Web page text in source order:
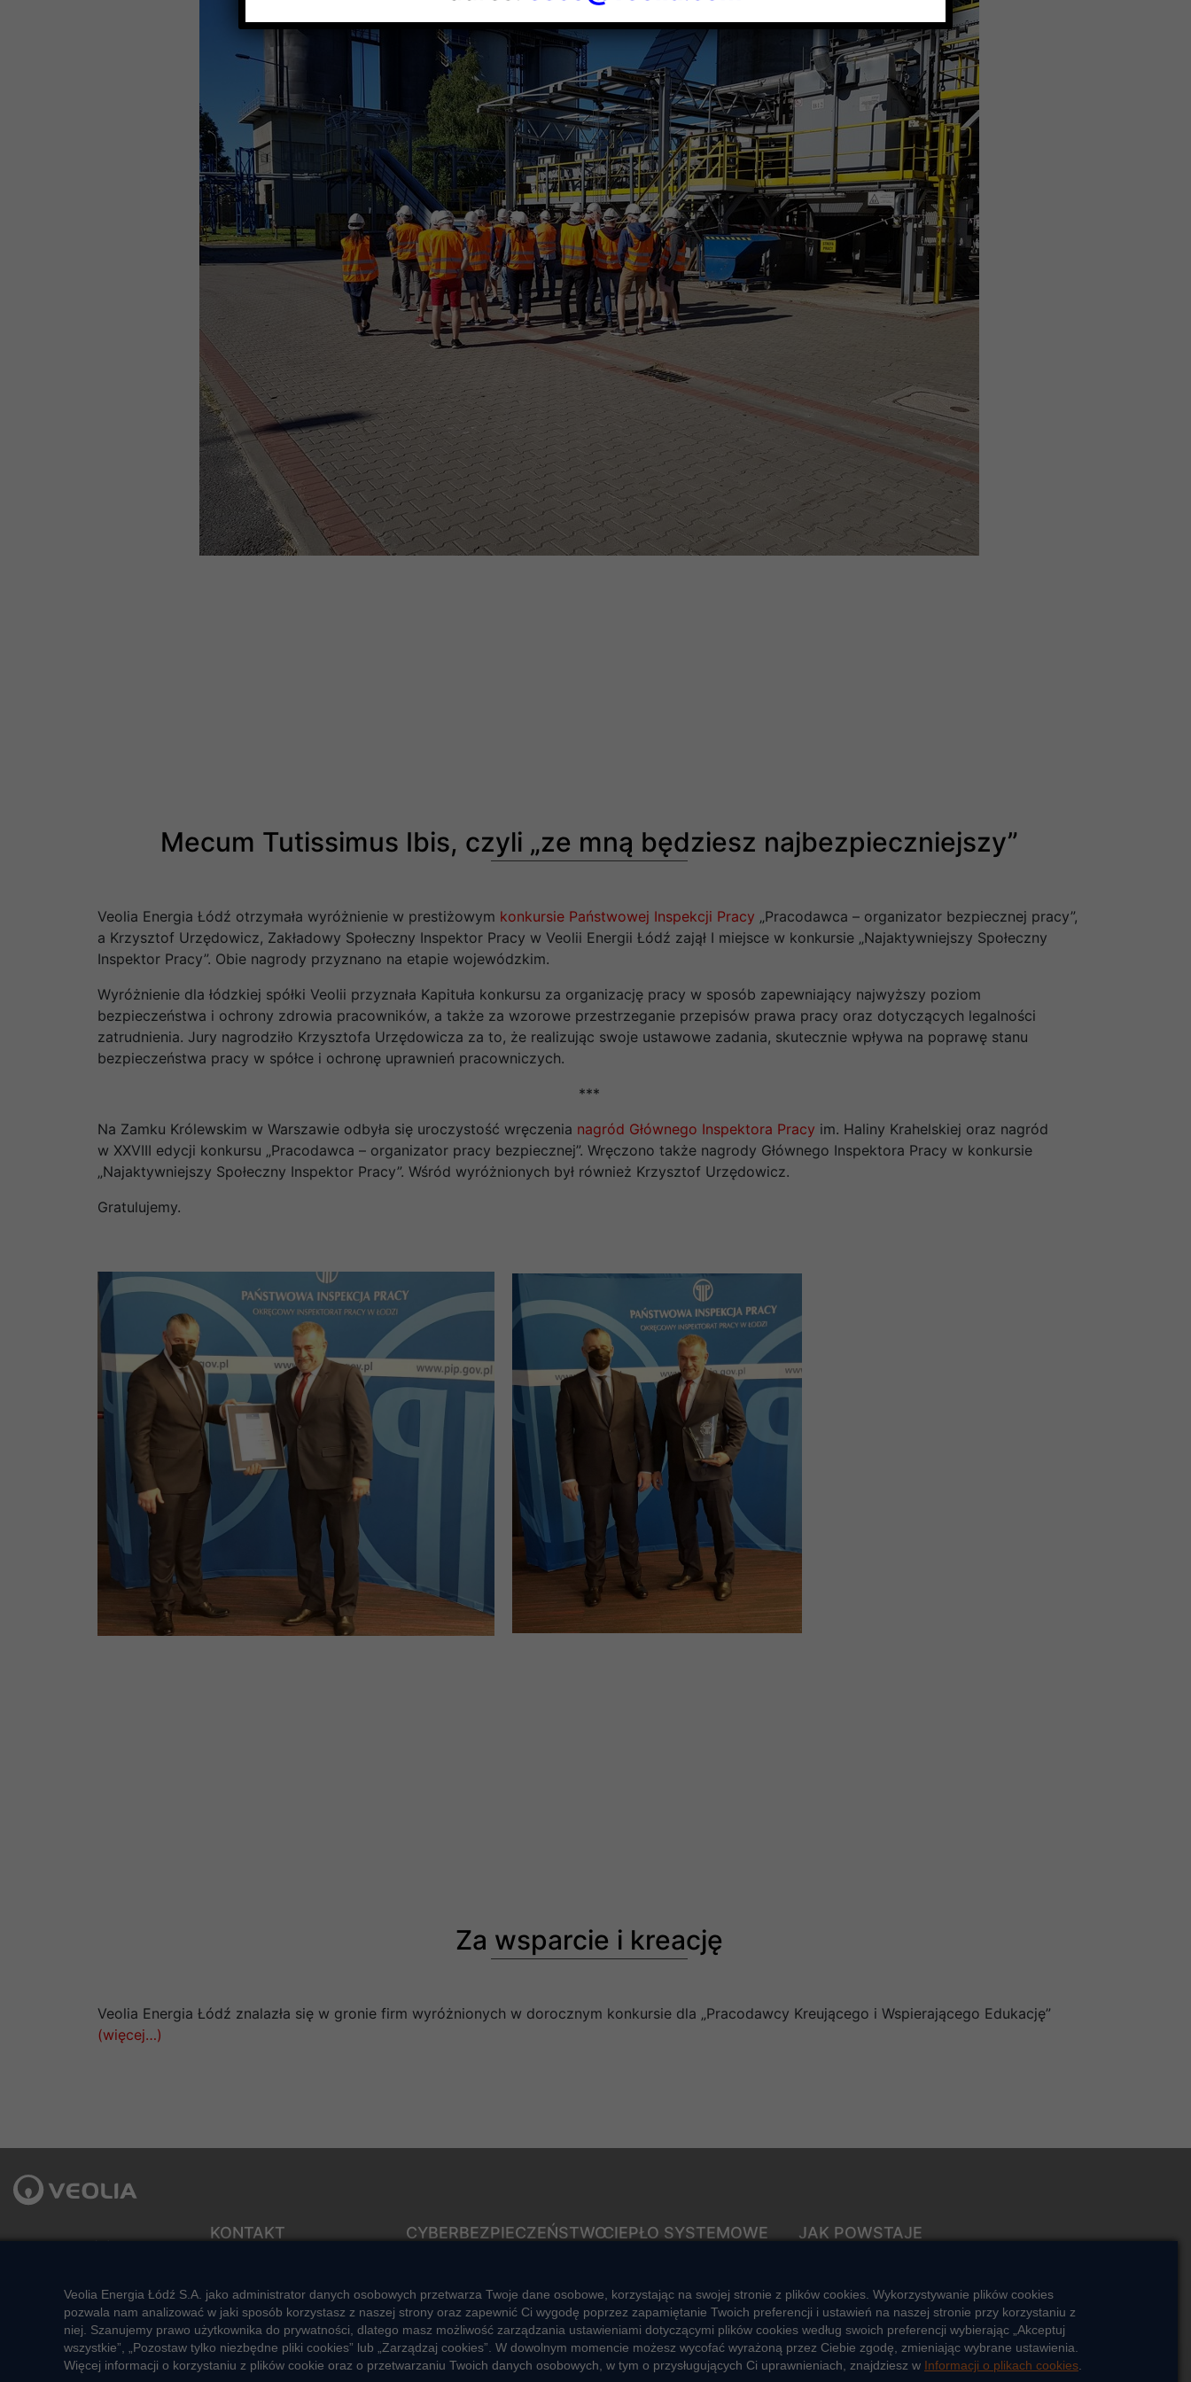
Mecum Tutissimus Ibis, czyli „ze mną będziesz najbezpieczniejszy”
Veolia Energia Łódź otrzymała wyróżnienie w prestiżowym konkursie Państwowej Inspekcji Pracy „Pracodawca – organizator bezpiecznej pracy”,
a Krzysztof Urzędowicz, Zakładowy Społeczny Inspektor Pracy w Veolii Energii Łódź zajął I miejsce w konkursie „Najaktywniejszy Społeczny
Inspektor Pracy”. Obie nagrody przyznano na etapie wojewódzkim.
Wyróżnienie dla łódzkiej spółki Veolii przyznała Kapituła konkursu za organizację pracy w sposób zapewniający najwyższy poziom
bezpieczeństwa i ochrony zdrowia pracowników, a także za wzorowe przestrzeganie przepisów prawa pracy oraz dotyczących legalności
zatrudnienia. Jury nagrodziło Krzysztofa Urzędowicza za to, że realizując swoje ustawowe zadania, skutecznie wpływa na poprawę stanu
bezpieczeństwa pracy w spółce i ochronę uprawnień pracowniczych.
***
Na Zamku Królewskim w Warszawie odbyła się uroczystość wręczenia nagród Głównego Inspektora Pracy im. Haliny Krahelskiej oraz nagród
w XXVIII edycji konkursu „Pracodawca – organizator pracy bezpiecznej”. Wręczono także nagrody Głównego Inspektora Pracy w konkursie
„Najaktywniejszy Społeczny Inspektor Pracy”. Wśród wyróżnionych był również Krzysztof Urzędowicz.
Gratulujemy.
Za wsparcie i kreację
Veolia Energia Łódź znalazła się w gronie firm wyróżnionych w dorocznym konkursie dla „Pracodawcy Kreującego i Wspierającego Edukację”
(więcej…)
Veolia Energia Łódź S.A.
Social media:
KONTAKT
Kompleksowa obsługa Klienta:
pon. – pt. godz. 7:00 – 16:00
+48 22 658 58 58
(opłata zgodna z taryfą operatora)
e-mail: veolialodz-
CYBERBEZPIECZEŃSTWO
ZGŁOŚ NIEPRAWIDŁOWOŚĆ
CIEPŁO SYSTEMOWE
Ciepło przez cały rok
Usługi okołociepłownicze
Informacje ciepła systemowego
JAK POWSTAJE
Mapa sieci ciepłowniczej
KIERUNKI ROZWOJU SIECI
CIEPŁOWNICZEJ
Veolia Energia Łódź S.A. jako administrator danych osobowych przetwarza Twoje dane osobowe, korzystając na swojej stronie z plików cookies. Wykorzystywanie plików cookies
pozwala nam analizować w jaki sposób korzystasz z naszej strony oraz zapewnić Ci wygodę poprzez zapamiętanie Twoich preferencji i ustawień na naszej stronie przy korzystaniu z
niej. Szanujemy prawo użytkownika do prywatności, dlatego masz możliwość zarządzania ustawieniami dotyczącymi plików cookies według swoich preferencji wybierając „Akceptuj
wszystkie”, „Pozostaw tylko niezbędne pliki cookies” lub „Zarządzaj cookies”. W dowolnym momencie możesz wycofać wyrażoną przez Ciebie zgodę, zmieniając wybrane ustawienia.
Więcej informacji o korzystaniu z plików cookie oraz o przetwarzaniu Twoich danych osobowych, w tym o przysługujących Ci uprawnieniach, znajdziesz w Informacji o plikach cookies